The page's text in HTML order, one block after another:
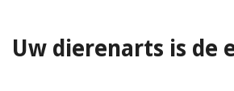
Uw dierenarts is de